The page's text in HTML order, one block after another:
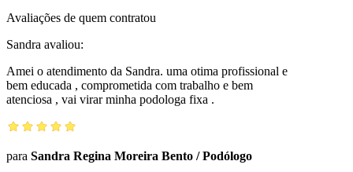
Avaliações de quem contratou
Sandra avaliou:
Amei o atendimento da Sandra. uma otima profissional e
bem educada , comprometida com trabalho e bem
atenciosa , vai virar minha podologa fixa .
para Sandra Regina Moreira Bento /Podólogo